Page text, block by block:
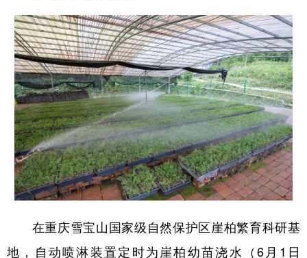
在重庆雪宝山国家级自然保护区崖柏繁育科研基
地，自动喷淋装置定时为崖柏幼苗浇水（6月1日